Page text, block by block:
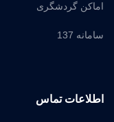
اماکن گردشگری
سامانه 137
اطلاعات تماس